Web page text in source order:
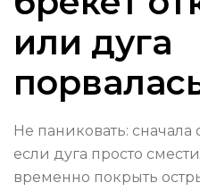
или дуга
Не паниковать:
если дуга просто
временно покрыть